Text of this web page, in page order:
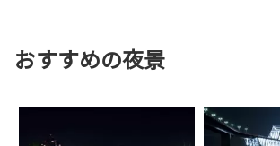
おすすめの夜景